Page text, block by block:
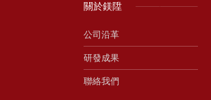
關於鎂陞
公司沿革
研發成果
聯絡我們